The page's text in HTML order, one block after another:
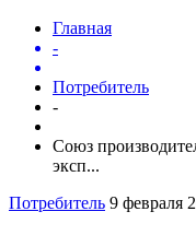
Главная
-
Потребитель
-
Союз
эксп...
Потребитель 9 февраля